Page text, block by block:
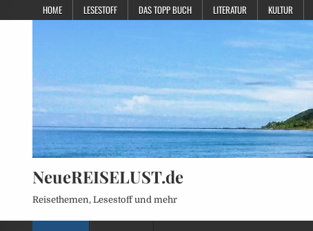
HOME LESESTOFF DAS TOPP BUCH LITERATUR KULTUR
NeueREISELUST.de
Reisethemen, Lesestoff und mehr